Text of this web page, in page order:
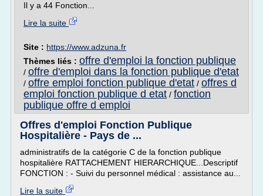
Il y a 44 Fonction...
Lire la suite
Site : https://www.adzuna.fr
Thèmes liés : offre d'emploi la fonction publique
/ offre d'emploi dans la fonction publique d'etat
/ offre emploi fonction publique d'etat / offres d
emploi fonction publique d etat / fonction
publique offre d emploi
Offres d'emploi Fonction Publique
Hospitalière - Pays de ...
administratifs de la catégorie C de la fonction publique
hospitalière RATTACHEMENT HIERARCHIQUE...Descriptif
FONCTION : - Suivi du personnel médical : assistance au...
Lire la suite